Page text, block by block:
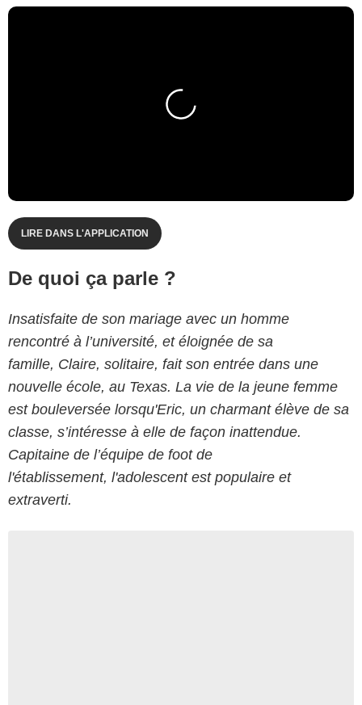
LIRE DANS L'APPLICATION
De quoi ça parle ?
Insatisfaite de son mariage avec un homme
rencontré à l’université, et éloignée de sa
famille, Claire, solitaire, fait son entrée dans une
nouvelle école, au Texas. La vie de la jeune femme
est bouleversée lorsqu'Eric, un charmant élève de sa
classe, s’intéresse à elle de façon inattendue.
Capitaine de l’équipe de foot de
l'établissement, l'adolescent est populaire et
extraverti.